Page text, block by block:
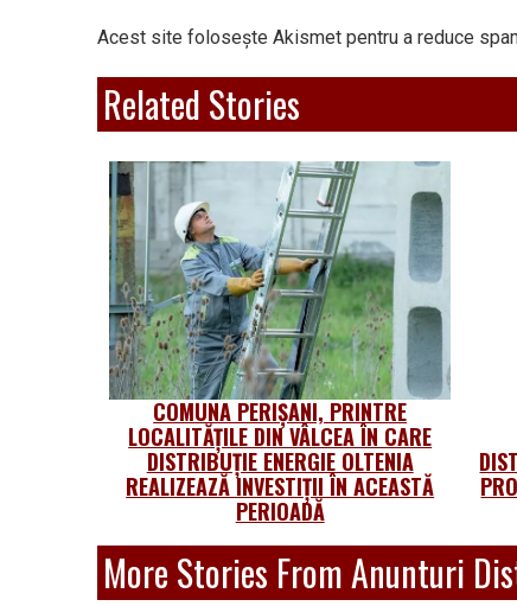
Acest site folosește Akismet pentru a reduce
Related Stories
COMUNA PERIȘANI, PRINTRE
LOCALITĂȚILE DIN VÂLCEA ÎN CARE
DISTRIBUȚIE ENERGIE OLTENIA
REALIZEAZĂ INVESTIȚII ÎN ACEASTĂ
PERIOADĂ
More Stories From Anunturi